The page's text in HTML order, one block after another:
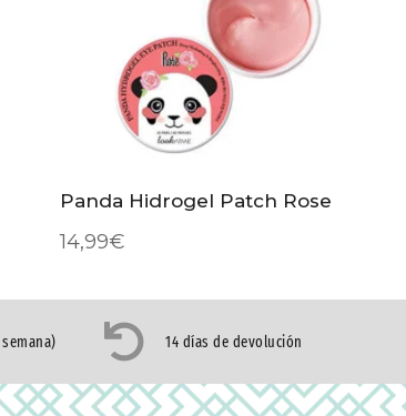
Panda Hidrogel Patch Rose
14,99€
14 días de devolución